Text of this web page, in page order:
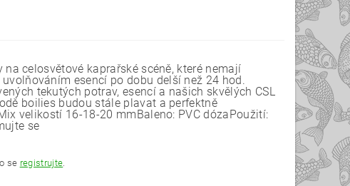
celosvětové kaprařské scéně, které nemají
esencí po dobu delší než 24 hod.
tekutých potrav, esencí a našich skvělých CSL
boilies budou stále plavat a perfektně
velikostí 16-18-20 mmBaleno: PVC dózaPoužití:
se
se registrujte.